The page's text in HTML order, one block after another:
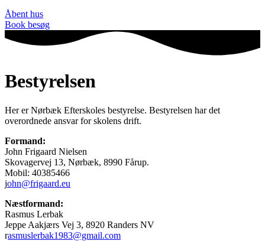
Åbent hus
Book besøg
Bestyrelsen
Her er Nørbæk Efterskoles bestyrelse. Bestyrelsen har det
overordnede ansvar for skolens drift.
Formand:
John Frigaard Nielsen
Skovagervej 13, Nørbæk, 8990 Fårup.
Mobil: 40385466
john@frigaard.eu
Næstformand:
Rasmus Lerbak
Jeppe Aakjærs Vej 3, 8920 Randers NV
rasmuslerbak1983@gmail.com